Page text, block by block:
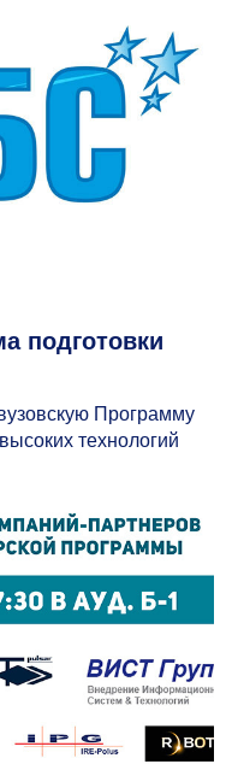
подготовки
Программу
технологий